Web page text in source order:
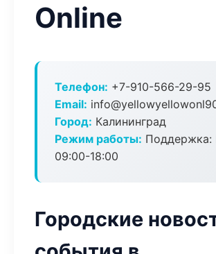
Online
Телефон: +7-910-566-29-95
Email:
Город: Калининград
Режим работы: Поддержка:
09:00-18:00
Городские